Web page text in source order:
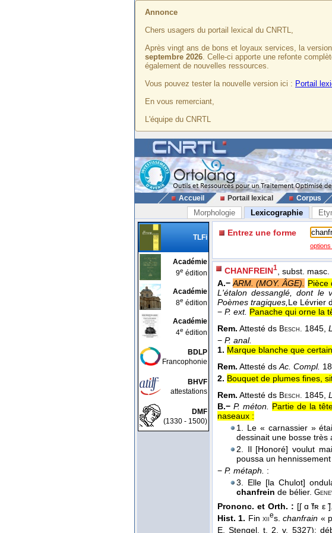
Annonce
Chers usagers du portail lexical du CNRTL,
Après vingt ans de bons et loyaux services, la
septembre 2026. Celle-ci apporte une refonte
également de nouvelles ressources.
Vous pouvez tester la nouvelle version ici : Portail
En vous remerciant,
L'équipe du CNRTL
Accueil Portail lexical Corpus
Morphologie Lexicographie
TLFi
Académie
9e édition
Académie
8e édition
Académie
4e édition
BDLP
Francophonie
BHVF
attestations
DMF
(1330 - 1500)
Entrez une forme
CHANFREIN1 , subst. masc.
A.− ARM. (MOY. ÂGE). Pièce
L'étalon dessanglé, dont le
Poèmes tragiques,Le Lévrier
− P. ext. Panache qui orne la
Rem. Attesté ds Besch. 1845,
− P. anal.
1. Marque blanche que
Rem. Attesté ds Ac. Compl.
2. Bouquet de plumes fines,
Rem. Attesté ds Besch. 1845,
B.− P. méton. Partie de la
naseaux :
1. Le « carnassier »
dessinait une bosse très
2. Il [Honoré] voulut
poussa un
− P. métaph. :
3. Elle [la Chulot]
chanfrein de bélier.
Prononc. et Orth. : [ʃ ɑ ̃fʀ ε
Hist. 1. Finxiies.chanfrain «
E. Stengel, t. 2, v. 5327);